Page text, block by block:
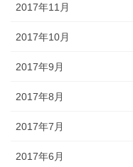
2017年11月
2017年10月
2017年9月
2017年8月
2017年7月
2017年6月